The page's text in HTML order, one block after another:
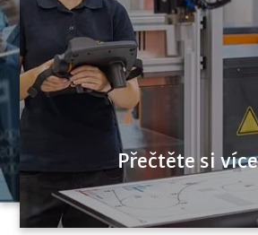
Přečtěte si